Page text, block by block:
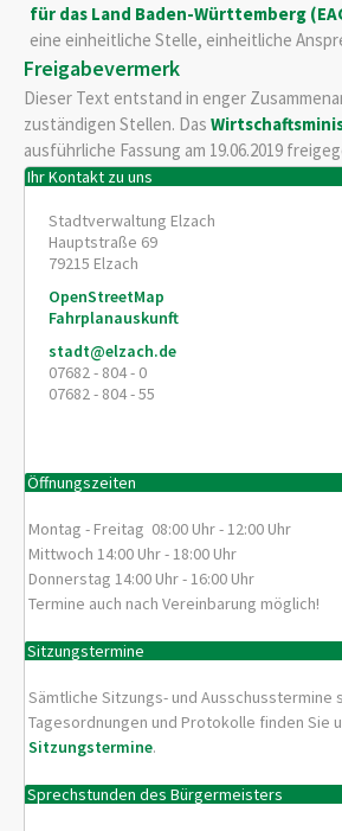
für das Land Baden-Württemberg
eine einheitliche Stelle, einheitliche
Freigabevermerk
Dieser Text entstand in enger
zuständigen Stellen. Das
ausführliche Fassung am 19.06.2019
Ihr Kontakt zu uns
Stadtverwaltung Elzach
Hauptstraße 69
79215 Elzach
OpenStreetMap
Fahrplanauskunft
stadt@elzach.de
07682 - 804 - 0
07682 - 804 - 55
Öffnungszeiten
Montag - Freitag 08:00 Uhr - 12:00 Uhr
Mittwoch 14:00 Uhr - 18:00 Uhr
Donnerstag 14:00 Uhr - 16:00 Uhr
Termine auch nach Vereinbarung möglich!
Sitzungstermine
Sämtliche Sitzungs- und Ausschusstermine
Tagesordnungen und Protokolle finden Sie
Sitzungstermine.
Sprechstunden des Bürgermeisters